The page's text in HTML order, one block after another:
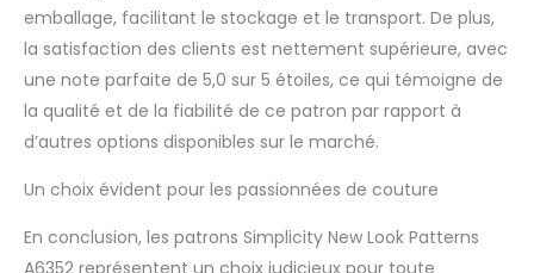
emballage, facilitant le stockage et le transport. De plus,
la satisfaction des clients est nettement supérieure, avec
une note parfaite de 5,0 sur 5 étoiles, ce qui témoigne de
la qualité et de la fiabilité de ce patron par rapport à
d’autres options disponibles sur le marché.
Un choix évident pour les passionnées de couture
En conclusion, les patrons Simplicity New Look Patterns
A6352 représentent un choix judicieux pour toute